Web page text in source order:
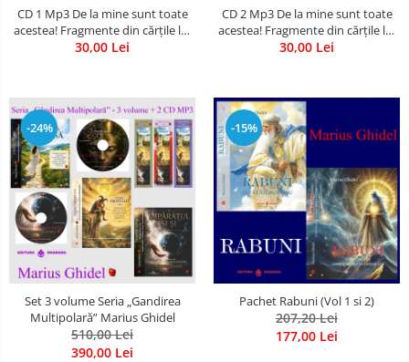
Literatura
Psihologie
Stiinta
CD 1 Mp3 De la mine sunt toate
acestea! Fragmente din cărțile lui
Marius Ghidel
30,00 Lei
CD 2 Mp3 De la mine sunt toate
acestea! Fragmente din cărțile lui
Marius Ghidel
30,00 Lei
-24%
Set 3 volume Seria „Gandirea
Multipolară” Marius Ghidel
510,00 Lei
390,00 Lei
-15%
Pachet Rabuni (Vol 1 si 2)
207,20 Lei
177,00 Lei